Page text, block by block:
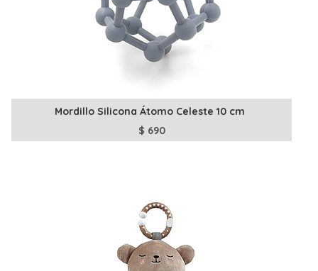
Mordillo Silicona Átomo Celeste 10 cm
$ 690